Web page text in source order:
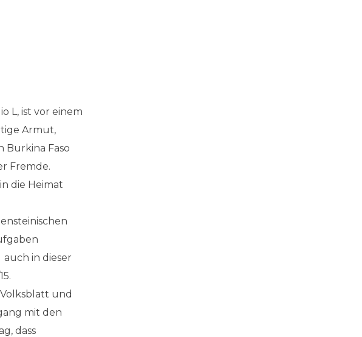
L, ist vor einem
Armut,
Burkina Faso
Fremde.
die Heimat
in dieser
und
mit den
dass